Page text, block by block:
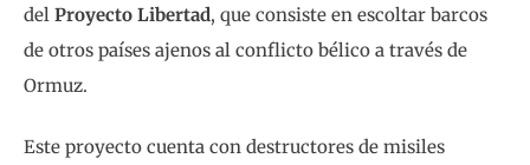
del Proyecto Libertad, que consiste en escoltar barcos
de otros países ajenos al conflicto bélico a través de
Ormuz.
Este proyecto cuenta con destructores de misiles